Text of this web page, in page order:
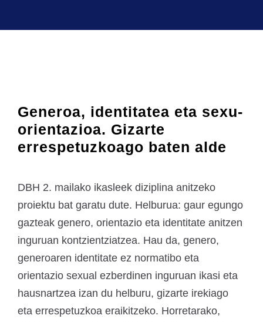
Generoa, identitatea eta sexu-
orientazioa. Gizarte
errespetuzkoago baten alde
DBH 2. mailako ikasleek diziplina anitzeko
proiektu bat garatu dute. Helburua: gaur egungo
gazteak genero, orientazio eta identitate anitzen
inguruan kontzientziatzea. Hau da, genero,
generoaren identitate ez normatibo eta
orientazio sexual ezberdinen inguruan ikasi eta
hausnartzea izan du helburu, gizarte irekiago
eta errespetuzkoa eraikitzeko. Horretarako,